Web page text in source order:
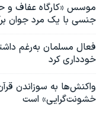
موسس «کارگاه عفاف و
جنسی با یک مرد جوان
فعال مسلمان به‌رغم
خودداری کرد
واکنش‌ها به سوزاندن
خشونت‌گرایی» است